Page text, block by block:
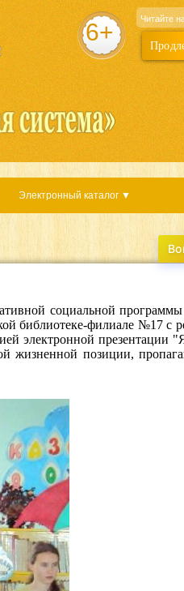
6+ Читайте
Электронный каталог ▼
социальной
библиотеке-филиале №17 с
электронной презентации
жизненной позиции,